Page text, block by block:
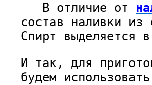
В отличие от
состав наливки из
Спирт выделяется
И так, для
будем